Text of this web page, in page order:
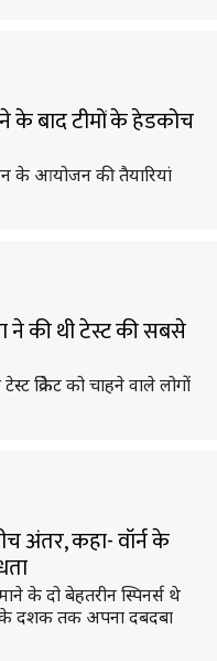
के बाद टीमों के हेडकोच
के आयोजन की तैयारियां
ने की थी टेस्ट की सबसे
क्रिकेट को चाहने वाले लोगों
अंतर, कहा- वॉर्न के
के दो बेहतरीन स्पिनर्स थे
दशक तक अपना दबदबा